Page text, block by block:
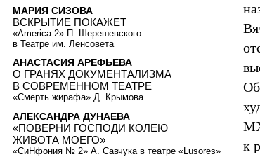
к
МАРИЯ СИЗОВА
ВСКРЫТИЕ ПОКАЖЕТ
«America 2» П. Шерешевского
в Театре им. Ленсовета
АНАСТАСИЯ АРЕФЬЕВА
О ГРАНЯХ ДОКУМЕНТАЛИЗМА
В СОВРЕМЕННОМ ТЕАТРЕ
«Смерть жирафа» Д. Крымова.
АЛЕКСАНДРА ДУНАЕВА
«ПОВЕРНИ ГОСПОДИ КОЛЕЮ
ЖИВОТА МОЕГО»
«СиНфония № 2» А. Савчука в театре «Lusores»